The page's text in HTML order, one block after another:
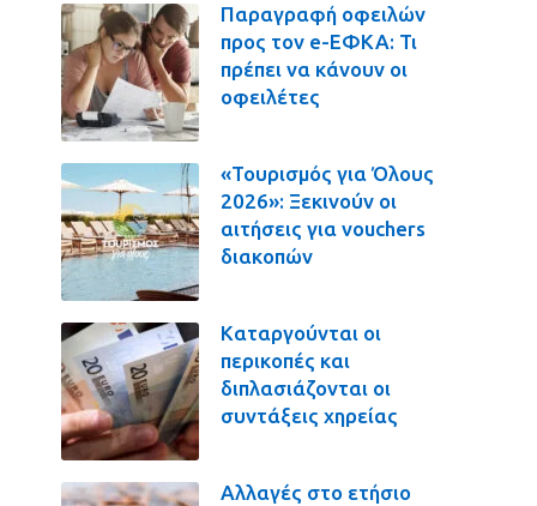
Παραγραφή οφειλών
προς τον e-ΕΦΚΑ: Τι
πρέπει να κάνουν οι
οφειλέτες
«Τουρισμός για Όλους
2026»: Ξεκινούν οι
αιτήσεις για vouchers
διακοπών
Καταργούνται οι
περικοπές και
διπλασιάζονται οι
συντάξεις χηρείας
Αλλαγές στο ετήσιο